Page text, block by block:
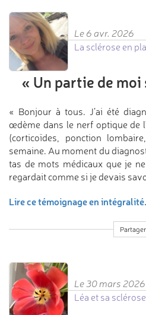
Le 6 avr. 2026
La sclérose en
« Un partie de moi
« Bonjour à tous. J’ai été
œdème dans le nerf optique de
(corticoïdes, ponction
semaine. Au moment du
tas de mots médicaux que je
regardait comme si je devais
Lire ce témoignage en
Partager
Le 30 mars 2026
Léa et sa